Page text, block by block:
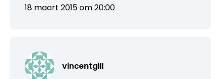
18 maart 2015 om 20:00
vincentgill